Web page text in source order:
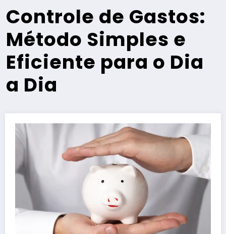
Controle de Gastos:
Método Simples e
Eficiente para o Dia
a Dia